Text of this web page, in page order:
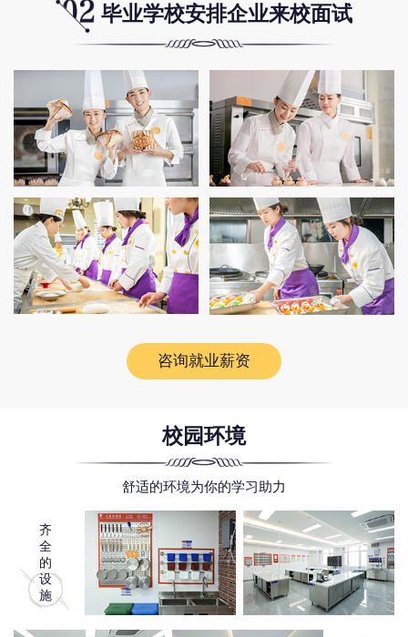
毕业学校安排企业来校面试
咨询就业薪资
校园环境
舒适的环境为你的学习助力
齐
全
的
设
施